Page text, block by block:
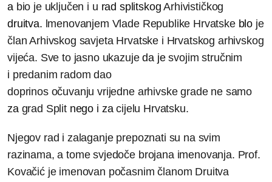
a bio je uključen i u rad splitskogArhivističkog
druitva. lmenovanjem Vlade Republike Hrvatske blo je
član Arhivskog savjeta Hrvatske i Hrvatskog arhivskog
vijeća. Sve to jasno ukazujeda jesvojim stručnim
i predanim radom dao
doprinos očuvanju vrijedne arhivske grade ne samo
za grad Split nego i zacijelu Hrvatsku.
Njegov rad i zalaganje prepoznati su na svim
razinama, a tome svjedoče brojana imenovanja. Prof.
Kovačić je imenovan počasnim članom Druitva